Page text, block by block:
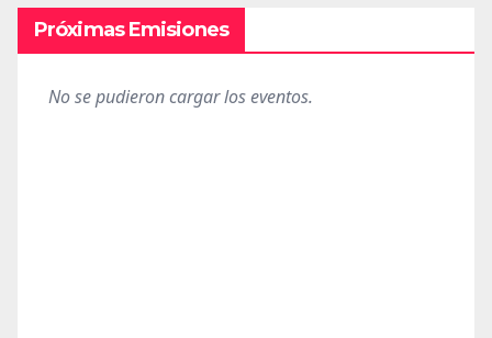
Próximas Emisiones